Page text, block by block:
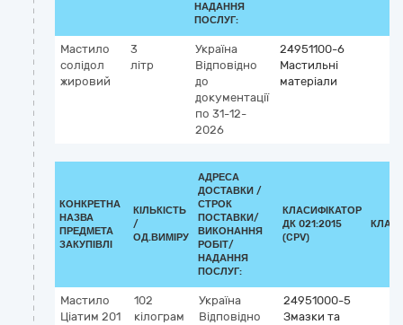
НАДАННЯ
ПОСЛУГ:
Мастило
солідол
жировий
3
літр
Україна
Відповідно
до
документації
по 31-12-
2026
24951100-6
Мастильні
матеріали
КОНКРЕТНА
НАЗВА
ПРЕДМЕТА
ЗАКУПІВЛІ
КІЛЬКІСТЬ
/
ОД.ВИМІРУ
АДРЕСА
ДОСТАВКИ /
СТРОК
ПОСТАВКИ/
ВИКОНАННЯ
РОБІТ/
НАДАННЯ
ПОСЛУГ:
КЛАСИФІКАТОР
ДК 021:2015
(CPV)
Мастило
Ціатим 201
102
кілограм
Україна
Відповідно
24951000-5
Змазки та